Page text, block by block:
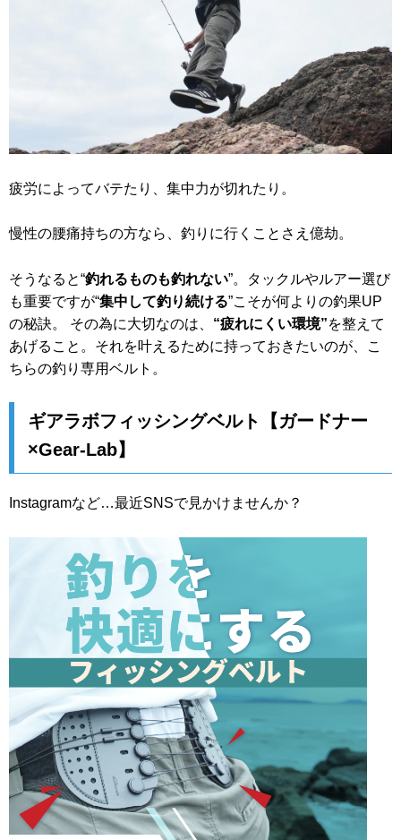
疲労によってバテたり、集中力が切れたり。
慢性の腰痛持ちの方なら、釣りに行くことさえ億劫。
そうなると“釣れるものも釣れない”。タックルやルアー選び
も重要ですが“集中して釣り続ける”こそが何よりの釣果UP
の秘訣。 その為に大切なのは、 “疲れにくい環境”を整えて
あげること。それを叶えるために持っておきたいのが、こ
ちらの釣り専用ベルト。
ギアラボフィッシングベルト【ガードナー
×Gear-Lab】
Instagramなど…最近SNSで見かけませんか？